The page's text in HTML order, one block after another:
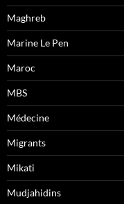
Maghreb
Marine Le Pen
Maroc
MBS
Médecine
Migrants
Mikati
Mudjahidins